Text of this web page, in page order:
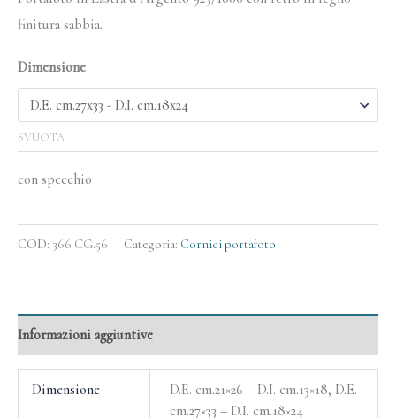
finitura sabbia.
Dimensione
SVUOTA
con specchio
COD: 366 CG.56 Categoria: Cornici portafoto
Informazioni aggiuntive
Dimensione
D.E. cm.21×26 – D.I. cm.13×18, D.E.
cm.27×33 – D.I. cm.18×24